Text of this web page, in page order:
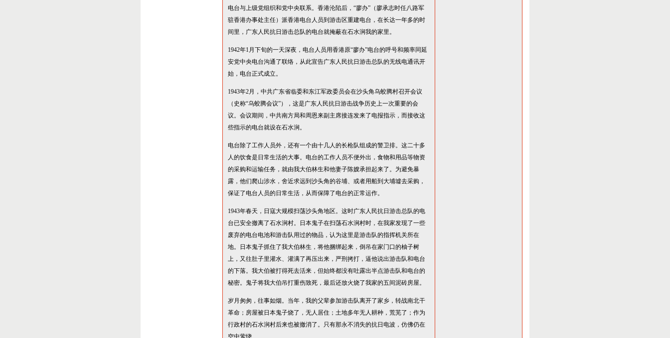
电台与上级党组织和党中央联系。香港沦陷后，“廖办”（廖承志时任八路军
驻香港办事处主任）派香港电台人员到游击区重建电台，在长达一年多的时
间里，广东人民抗日游击总队的电台就掩蔽在石水涧我的家里。
1942年1月下旬的一天深夜，电台人员用香港原“廖办”电台的呼号和频率同延
安党中央电台沟通了联络，从此宣告广东人民抗日游击总队的无线电通讯开
始，电台正式成立。
1943年2月，中共广东省临委和东江军政委员会在沙头角乌蛟腾村召开会议
（史称“乌蛟腾会议”），这是广东人民抗日游击战争历史上一次重要的会
议。会议期间，中共南方局和周恩来副主席接连发来了电报指示，而接收这
些指示的电台就设在石水涧。
电台除了工作人员外，还有一个由十几人的长枪队组成的警卫排。这二十多
人的饮食是日常生活的大事。电台的工作人员不便外出，食物和用品等物资
的采购和运输任务，就由我大伯林生和他妻子陈嫂承担起来了。为避免暴
露，他们爬山涉水，舍近求远到沙头角的谷埔、或者用船到大埔墟去采购，
保证了电台人员的日常生活，从而保障了电台的正常运作。
1943年春天，日寇大规模扫荡沙头角地区。这时广东人民抗日游击总队的电
台已安全撤离了石水涧村。日本鬼子在扫荡石水涧村时，在我家发现了一些
废弃的电台电池和游击队用过的物品，认为这里是游击队的指挥机关所在
地。日本鬼子抓住了我大伯林生，将他捆绑起来，倒吊在家门口的柚子树
上，又往肚子里灌水、灌满了再压出来，严刑拷打，逼他说出游击队和电台
的下落。我大伯被打得死去活来，但始终都没有吐露出半点游击队和电台的
秘密。鬼子将我大伯吊打重伤致死，最后还放火烧了我家的五间泥砖房屋。
岁月匆匆，往事如烟。当年，我的父辈参加游击队离开了家乡，转战南北干
革命；房屋被日本鬼子烧了，无人居住；土地多年无人耕种，荒芜了；作为
行政村的石水涧村后来也被撤消了。只有那永不消失的抗日电波，仿佛仍在
空中萦绕......